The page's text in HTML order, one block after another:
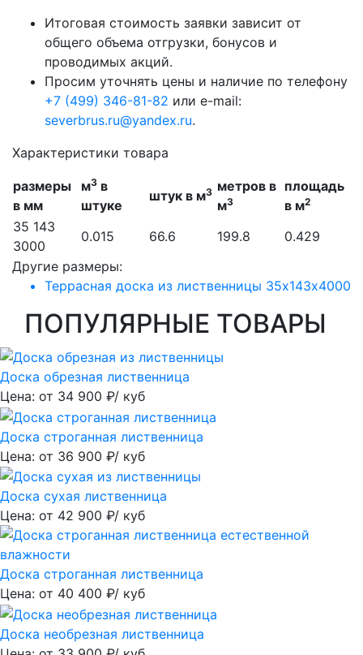
Итоговая стоимость заявки зависит от
общего объема отгрузки, бонусов и
проводимых акций.
Просим уточнять цены и наличие по телефону
+7 (499) 346-81-82 или e-mail:
severbrus.ru@yandex.ru.
Характеристики товара
размеры
в мм
м3 в
штуке
штук в м3 метров в
м3
площадь
в м2
35 143
3000
0.015 66.6 199.8
0.429
Другие размеры:
Террасная доска из лиственницы 35х143х4000
ПОПУЛЯРНЫЕ ТОВАРЫ
Доска обрезная лиственница
Цена: от 34 900 ₽/ куб
Доска строганная лиственница
Цена: от 36 900 ₽/ куб
Доска сухая лиственница
Цена: от 42 900 ₽/ куб
Доска строганная лиственница
Цена: от 40 400 ₽/ куб
Доска необрезная лиственница